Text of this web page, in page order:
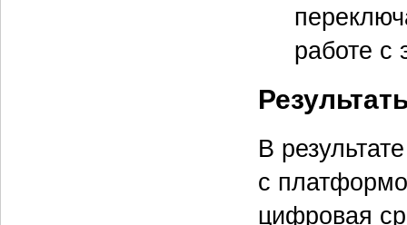
работе с
В
с
цифровая